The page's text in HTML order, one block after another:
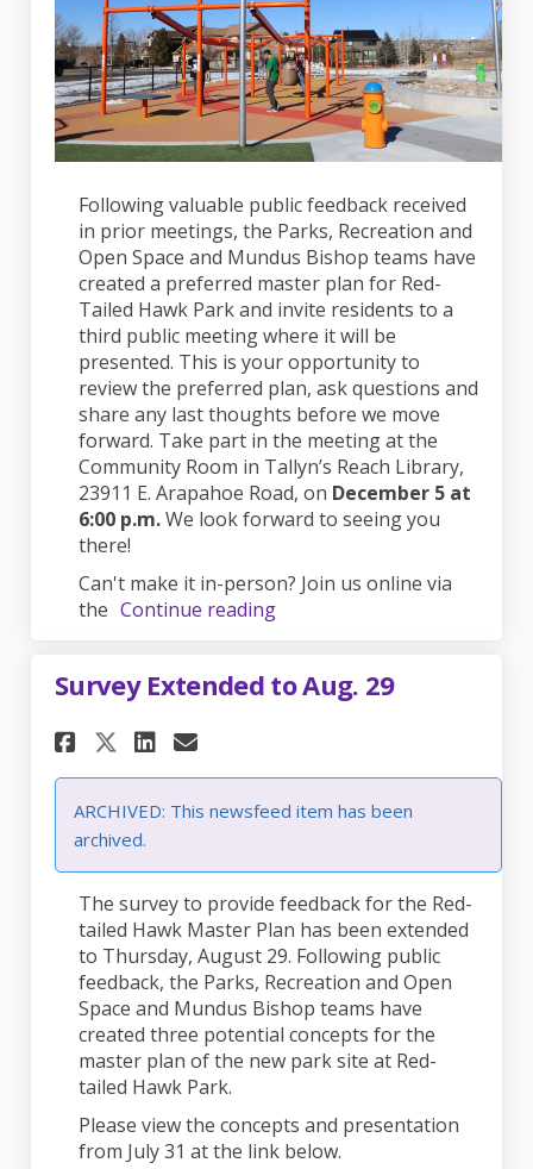
Following valuable public feedback received
in prior meetings, the Parks, Recreation and
Open Space and Mundus Bishop teams have
created a preferred master plan for Red-
Tailed Hawk Park and invite residents to a
third public meeting where it will be
presented. This is your opportunity to
review the preferred plan, ask questions and
share any last thoughts before we move
forward. Take part in the meeting at the
Community Room in Tallyn’s Reach Library,
23911 E. Arapahoe Road, on December 5 at
6:00 p.m.We look forward to seeing you
there!
Can't make it in-person? Join us online via
the Continue reading
Survey Extended to Aug. 29
Share Survey Extended to
Share Survey Extended to
Share Survey Extended
Email Survey
ARCHIVED: This newsfeed item has been
archived.
The survey to provide feedback for the Red-
tailed Hawk Master Plan has been extended
to Thursday, August 29. Following public
feedback, the Parks, Recreation and Open
Space and Mundus Bishop teams have
created three potential concepts for the
master plan of the new park site at Red-
tailed Hawk Park.
Please view the concepts and presentation
from July 31 at the link below.